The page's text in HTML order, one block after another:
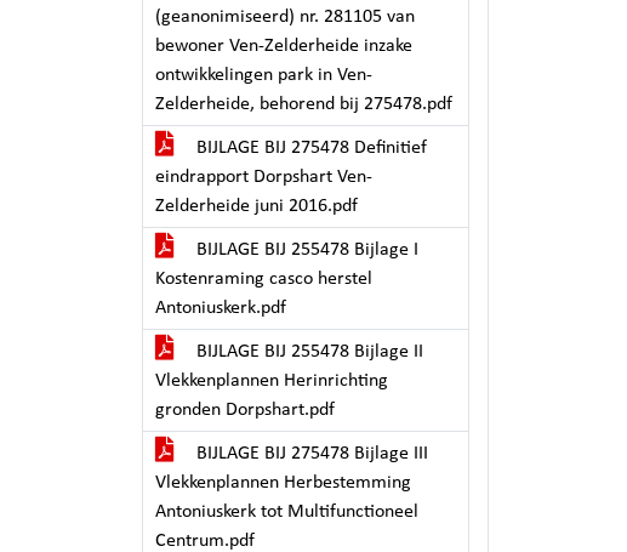
(geanonimiseerd) nr. 281105 van
bewoner Ven-Zelderheide inzake
ontwikkelingen park in Ven-
Zelderheide, behorend bij 275478.pdf
BIJLAGE BIJ 275478 Definitief
eindrapport Dorpshart Ven-
Zelderheide juni 2016.pdf
BIJLAGE BIJ 255478 Bijlage I
Kostenraming casco herstel
Antoniuskerk.pdf
BIJLAGE BIJ 255478 Bijlage II
Vlekkenplannen Herinrichting
gronden Dorpshart.pdf
BIJLAGE BIJ 275478 Bijlage III
Vlekkenplannen Herbestemming
Antoniuskerk tot Multifunctioneel
Centrum.pdf